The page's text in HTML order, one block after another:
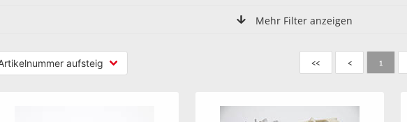
Mehr Filter anzeigen
<< < 1